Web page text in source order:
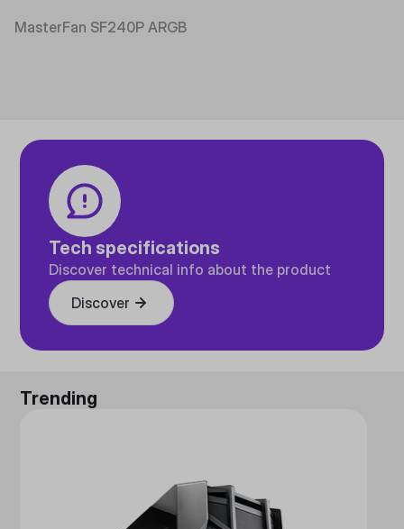
MasterFan SF240P ARGB
Tech specifications
Discover technical info about the product
Discover
Trending